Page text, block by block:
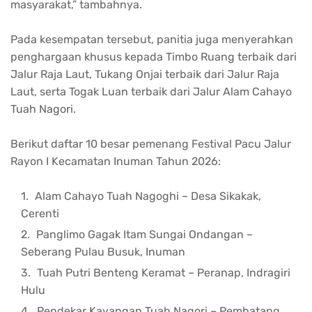
masyarakat,” tambahnya.
Pada kesempatan tersebut, panitia juga menyerahkan
penghargaan khusus kepada Timbo Ruang terbaik dari
Jalur Raja Laut, Tukang Onjai terbaik dari Jalur Raja
Laut, serta Togak Luan terbaik dari Jalur Alam Cahayo
Tuah Nagori.
Berikut daftar 10 besar pemenang Festival Pacu Jalur
Rayon I Kecamatan Inuman Tahun 2026:
Alam Cahayo Tuah Nagoghi – Desa Sikakak,
Cerenti
Panglimo Gagak Itam Sungai Ondangan –
Seberang Pulau Busuk, Inuman
Tuah Putri Benteng Keramat – Peranap, Indragiri
Hulu